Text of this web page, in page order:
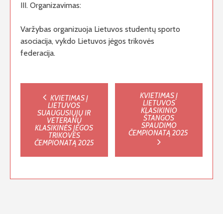
III. Organizavimas:
Varžybas organizuoja Lietuvos studentų sporto
asociacija, vykdo Lietuvos jėgos trikovės
federacija.
Post
navigation
KVIETIMAS Į
LIETUVOS
SUAUGUSIŲJŲ IR
VETERANŲ
KLASIKINĖS JĖGOS
TRIKOVĖS
ČEMPIONATĄ 2025
KVIETIMAS Į
LIETUVOS
KLASIKINIO
ŠTANGOS
SPAUDIMO
ČEMPIONATĄ 2025